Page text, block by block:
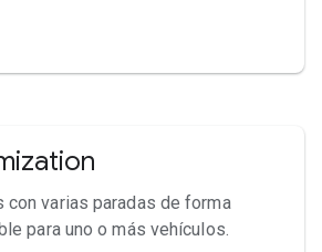
con varias paradas de forma
para uno o más vehículos.